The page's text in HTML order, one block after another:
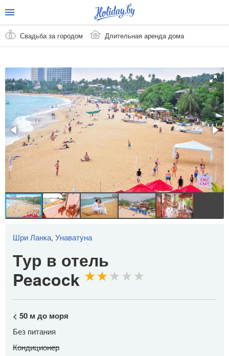
Свадьба за городом Длительная аренда дома
Шри Ланка, Унаватуна
Тур в отель
Peacock
< 50 м до моря
Без питания
Кондиционер